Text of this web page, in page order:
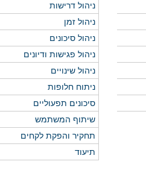
ניהול דרישות
ניהול זמן
ניהול סיכונים
ניהול פגישות ודיונים
ניהול שינויים
ניתוח חלופות
סיכונים תפעוליים
שיתוף המשתמש
תחקיר והפקת לקחים
תיעוד